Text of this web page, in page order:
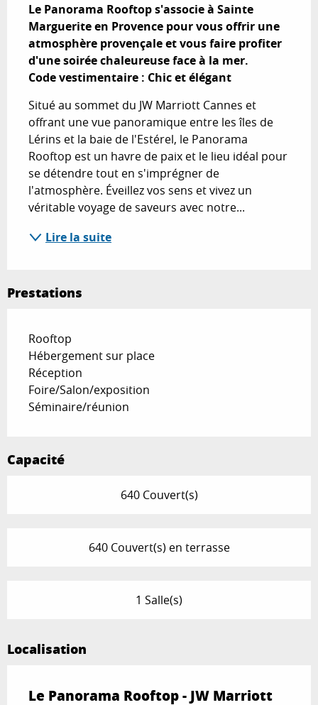
Le Panorama Rooftop s'associe à Sainte
Marguerite en Provence pour vous offrir une
atmosphère provençale et vous faire profiter
d'une soirée chaleureuse face à la mer.
Code vestimentaire : Chic et élégant
Situé au sommet du JW Marriott Cannes et
offrant une vue panoramique entre les îles de
Lérins et la baie de l'Estérel, le Panorama
Rooftop est un havre de paix et le lieu idéal pour
se détendre tout en s'imprégner de
l'atmosphère. Éveillez vos sens et vivez un
véritable voyage de saveurs avec notre...
Lire la suite
Prestations
Rooftop
Hébergement sur place
Réception
Foire/Salon/exposition
Séminaire/réunion
Capacité
640 Couvert(s)
640 Couvert(s) en terrasse
1 Salle(s)
Localisation
Le Panorama Rooftop - JW Marriott